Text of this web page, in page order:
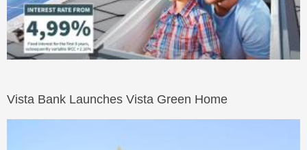
Vista Bank Launches Vista Green Home